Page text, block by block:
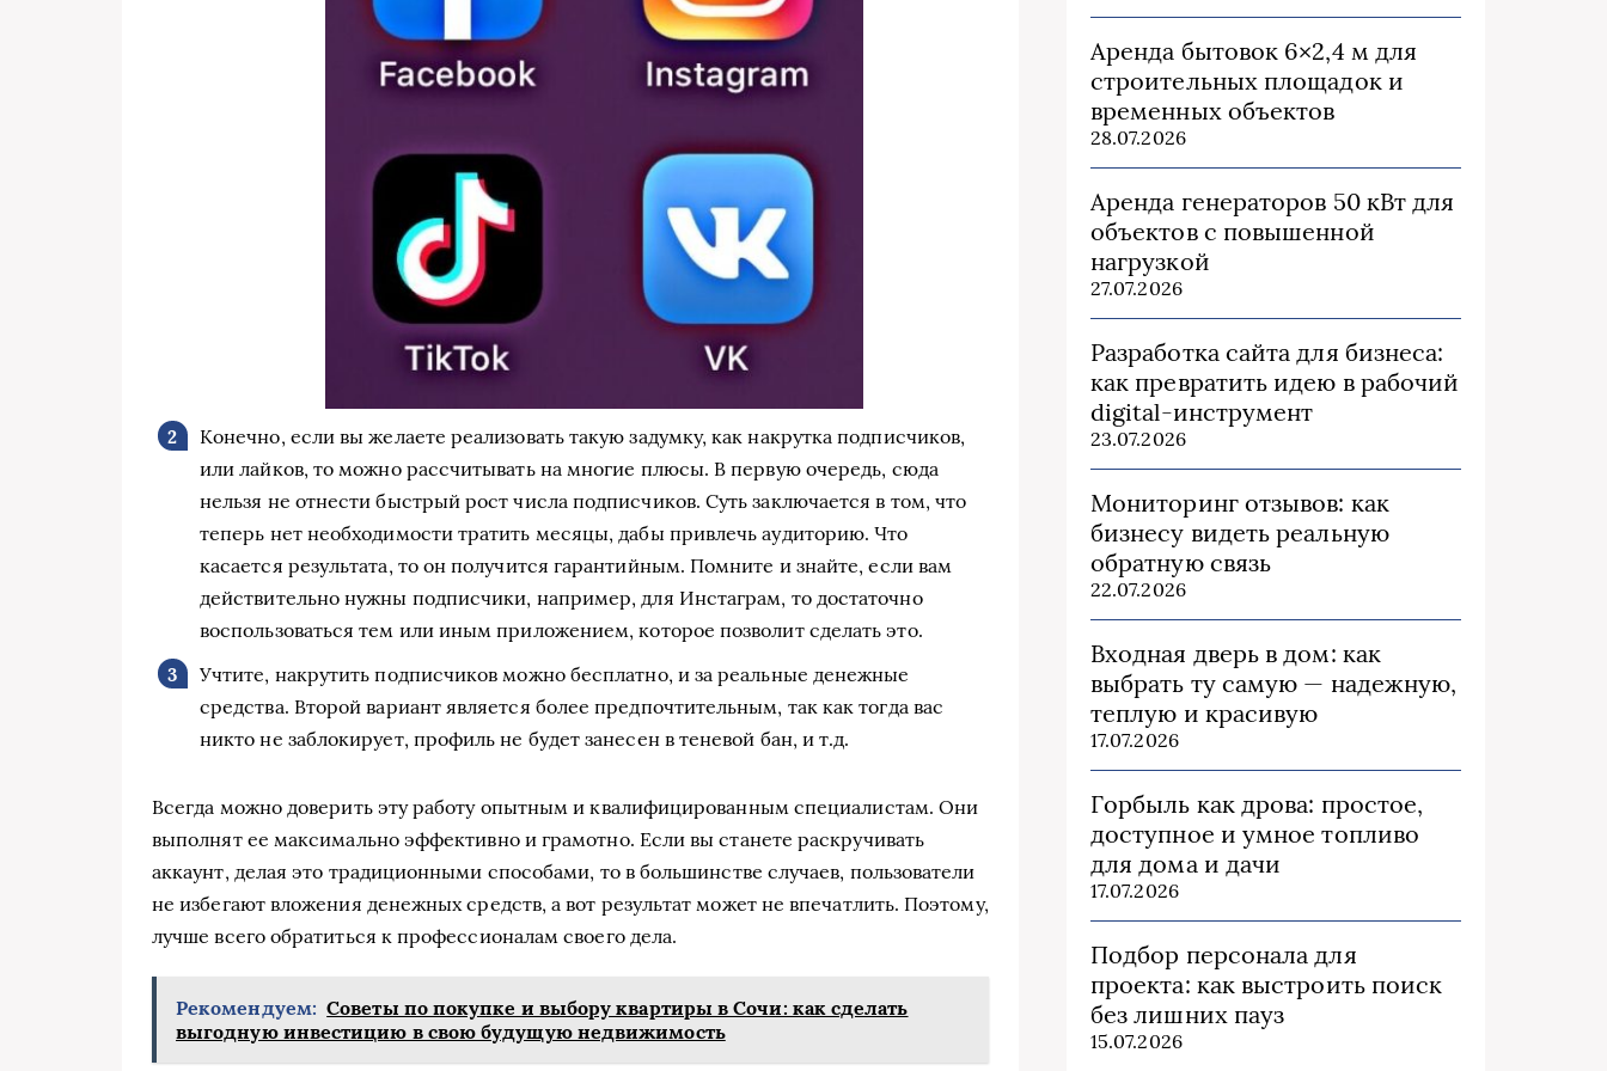
Конечно, если вы желаете реализовать такую задумку, как накрутка подписчиков,
или лайков, то можно рассчитывать на многие плюсы. В первую очередь, сюда
нельзя не отнести быстрый рост числа подписчиков. Суть заключается в том, что
теперь нет необходимости тратить месяцы, дабы привлечь аудиторию. Что
касается результата, то он получится гарантийным. Помните и знайте, если вам
действительно нужны подписчики, например, для Инстаграм, то достаточно
воспользоваться тем или иным приложением, которое позволит сделать это.
Учтите, накрутить подписчиков можно бесплатно, и за реальные денежные
средства. Второй вариант является более предпочтительным, так как тогда вас
никто не заблокирует, профиль не будет занесен в теневой бан, и т.д.
Всегда можно доверить эту работу опытным и квалифицированным специалистам. Они
выполнят ее максимально эффективно и грамотно. Если вы станете раскручивать
аккаунт, делая это традиционными способами, то в большинстве случаев, пользователи
не избегают вложения денежных средств, а вот результат может не впечатлить. Поэтому,
лучше всего обратиться к профессионалам своего дела.
Рекомендуем: Советы по покупке и выбору квартиры в Сочи: как сделать
выгодную инвестицию в свою будущую недвижимость
Аренда бытовок 6×2,4 м для
строительных площадок и
временных объектов
28.07.2026
Аренда генераторов 50 кВт для
объектов с повышенной
нагрузкой
27.07.2026
Разработка сайта для бизнеса:
как превратить идею в рабочий
digital-инструмент
23.07.2026
Мониторинг отзывов: как
бизнесу видеть реальную
обратную связь
22.07.2026
Входная дверь в дом: как
выбрать ту самую — надежную,
теплую и красивую
17.07.2026
Горбыль как дрова: простое,
доступное и умное топливо
для дома и дачи
17.07.2026
Подбор персонала для
проекта: как выстроить поиск
без лишних пауз
15.07.2026